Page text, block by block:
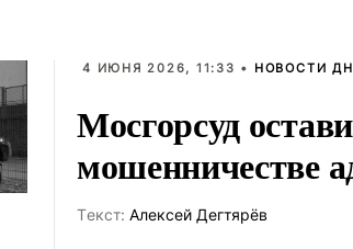
4 ИЮНЯ 2026, 11:33 • НОВОСТИ
Мосгорсуд
мошенничестве
Tекст: Алексей Дегтярёв